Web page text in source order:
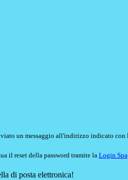
un messaggio all'indirizzo indicato con
il reset della password tramite la Login
di posta elettronica!